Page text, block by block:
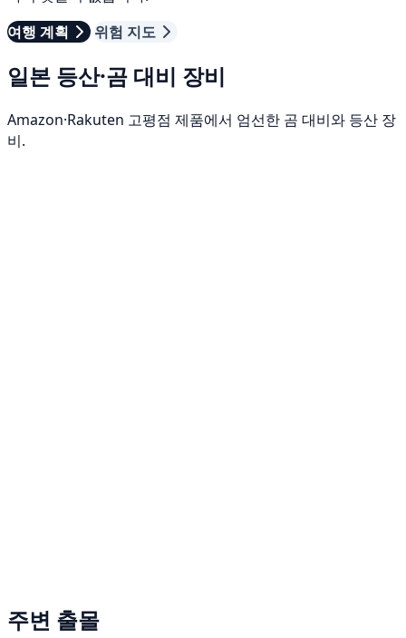
여행 계획
위험 지도
일본 등산·곰 대비 장비
Amazon·Rakuten 고평점 제품에서 엄선한 곰 대비와 등산 장
비.
주변 출몰